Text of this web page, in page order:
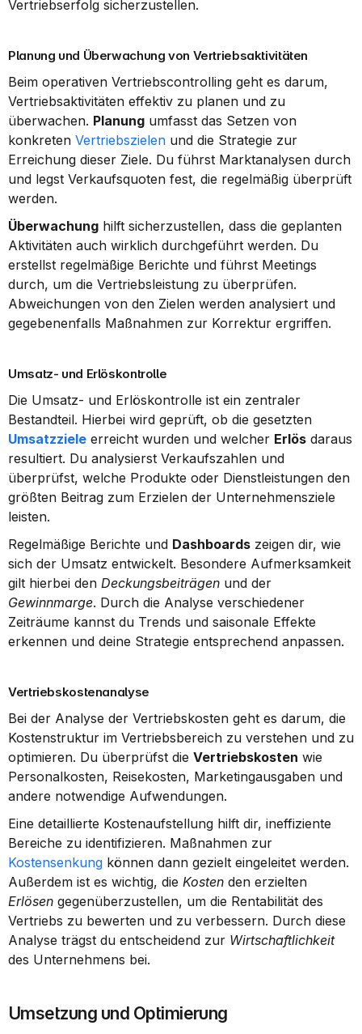
Vertriebserfolg sicherzustellen.
Planung und Überwachung von Vertriebsaktivitäten
Beim operativen Vertriebscontrolling geht es darum,
Vertriebsaktivitäten effektiv zu planen und zu
überwachen. Planung umfasst das Setzen von
konkreten Vertriebszielen und die Strategie zur
Erreichung dieser Ziele. Du führst Marktanalysen durch
und legst Verkaufsquoten fest, die regelmäßig überprüft
werden.
Überwachung hilft sicherzustellen, dass die geplanten
Aktivitäten auch wirklich durchgeführt werden. Du
erstellst regelmäßige Berichte und führst Meetings
durch, um die Vertriebsleistung zu überprüfen.
Abweichungen von den Zielen werden analysiert und
gegebenenfalls Maßnahmen zur Korrektur ergriffen.
Umsatz- und Erlöskontrolle
Die Umsatz- und Erlöskontrolle ist ein zentraler
Umsatzziele erreicht wurden und welcher Erlös daraus
resultiert. Du analysierst Verkaufszahlen und
überprüfst, welche Produkte oder Dienstleistungen den
größten Beitrag zum Erzielen der Unternehmensziele
leisten.
Regelmäßige Berichte und Dashboards zeigen dir, wie
sich der Umsatz entwickelt. Besondere Aufmerksamkeit
gilt hierbei den Deckungsbeiträgen
Gewinnmarge. Durch die Analyse verschiedener
Zeiträume kannst du Trends und saisonale Effekte
erkennen und deine Strategie entsprechend anpassen.
Vertriebskostenanalyse
Bei der Analyse der Vertriebskosten geht es darum, die
Kostenstruktur im Vertriebsbereich zu verstehen und zu
optimieren. Du überprüfst die Vertriebskosten wie
Personalkosten, Reisekosten, Marketingausgaben und
andere notwendige Aufwendungen.
Eine detaillierte Kostenaufstellung hilft dir, ineffiziente
Kostensenkung können dann gezielt eingeleitet werden.
Außerdem ist es wichtig, die Kosten
Erlösen gegenüberzustellen, um die Rentabilität des
Vertriebs zu bewerten und zu verbessern. Durch diese
Analyse trägst du entscheidend zur Wirtschaftlichkeit
des Unternehmens bei.
Umsetzung und Optimierung